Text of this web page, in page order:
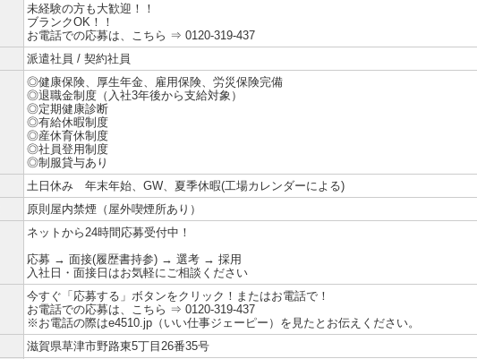
未経験の方も大歓迎！！
ブランクOK！！
お電話での応募は、こちら ⇒ 0120-319-437
派遣社員 / 契約社員
◎健康保険、厚生年金、雇用保険、労災保険完備
◎退職金制度（入社3年後から支給対象）
◎定期健康診断
◎有給休暇制度
◎産休育休制度
◎社員登用制度
◎制服貸与あり
土日休み 年末年始、GW、夏季休暇(工場カレンダーによる)
原則屋内禁煙（屋外喫煙所あり）
ネットから24時間応募受付中！
応募 → 面接(履歴書持参) → 選考 → 採用
入社日・面接日はお気軽にご相談ください
今すぐ「応募する」ボタンをクリック！またはお電話で！
お電話での応募は、こちら ⇒ 0120-319-437
※お電話の際はe4510.jp（いい仕事ジェーピー）を見たとお伝えください。
滋賀県草津市野路東5丁目26番35号